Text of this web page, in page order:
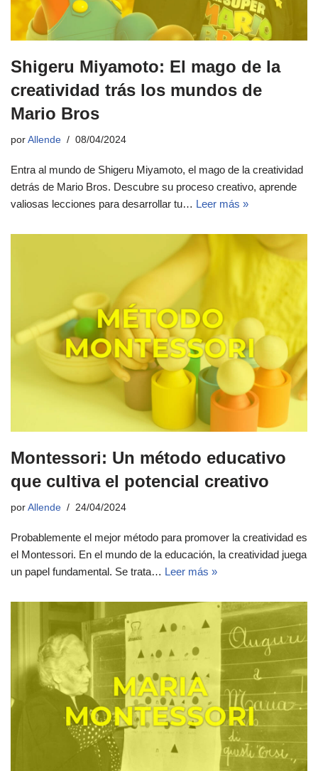
Shigeru Miyamoto: El mago de la
creatividad trás los mundos de
Mario Bros
por Allende 08/04/2024
Entra al mundo de Shigeru Miyamoto, el mago de la creatividad
detrás de Mario Bros. Descubre su proceso creativo, aprende
valiosas lecciones para desarrollar tu… Leer más »
Montessori: Un método educativo
que cultiva el potencial creativo
por Allende 24/04/2024
Probablemente el mejor método para promover la creatividad es
el Montessori. En el mundo de la educación, la creatividad juega
un papel fundamental. Se trata… Leer más »